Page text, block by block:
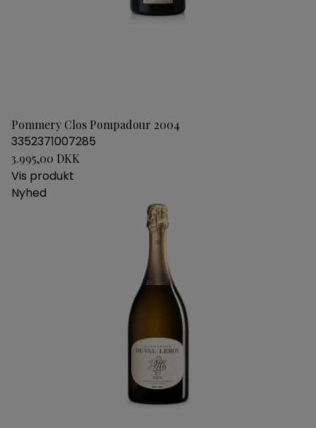
Pommery Clos Pompadour 2004
3352371007285
3.995,00 DKK
Vis produkt
Nyhed